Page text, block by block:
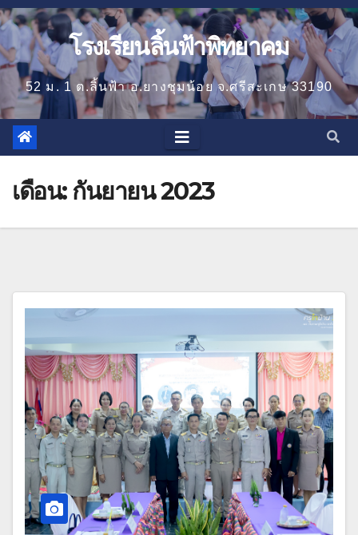
โรงเรียนลิ้นฟ้าพิทยาคม
52 ม. 1 ต.ลิ้นฟ้า อ.ยางชุมน้อย จ.ศรีสะเกษ 33190
เดือน:กันยายน 2023